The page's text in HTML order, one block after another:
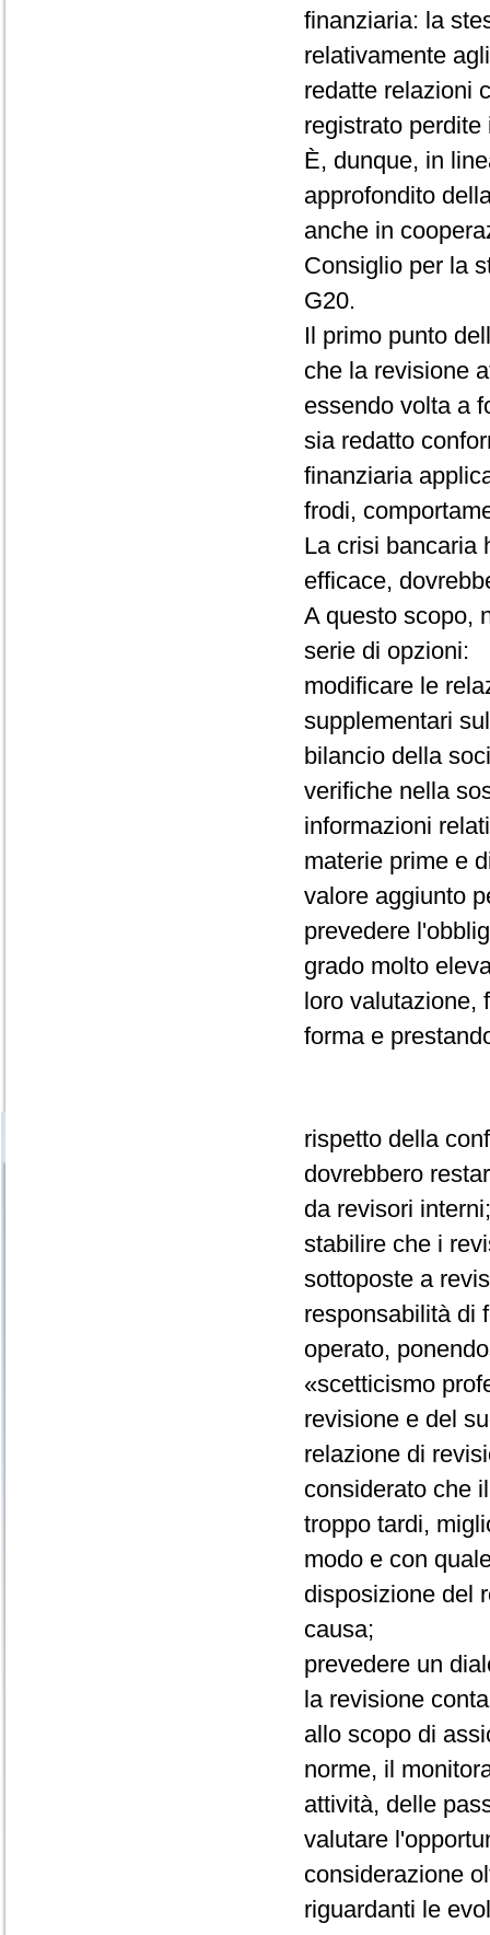
finanziaria: la
relativamente
redatte relazioni
registrato perdite
È, dunque, in
approfondito
anche in
Consiglio per la
G20.
Il primo punto
che la revisione
essendo volta a
sia redatto
finanziaria
frodi,
La crisi bancaria
efficace,
A questo scopo,
serie di opzioni:
modificare le
supplementari
bilancio della
verifiche nella
informazioni
materie prime e
valore aggiunto
prevedere
grado molto
loro valutazione,
forma e
rispetto della
dovrebbero
da revisori interni;
stabilire che i
sottoposte a
responsabilità di
operato,
«scetticismo
revisione e del
relazione di
considerato che
troppo tardi,
modo e con
disposizione del
causa;
prevedere un
la revisione
allo scopo di
norme, il
attività, delle
valutare
considerazione
riguardanti le